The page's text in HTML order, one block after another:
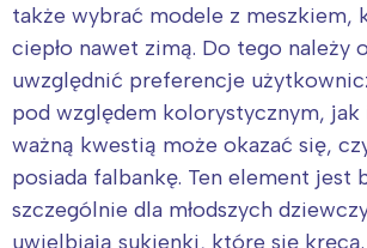
także wybrać modele z meszkiem,
ciepło nawet zimą. Do tego należy
uwzględnić preferencje
pod względem kolorystycznym, jak
ważną kwestią może okazać się,
posiada falbankę. Ten element jest
szczególnie dla młodszych
uwielbiają sukienki, które się kręcą.
Warszawa
Trójmiasto
Poznań
Wrocław
Śląsk